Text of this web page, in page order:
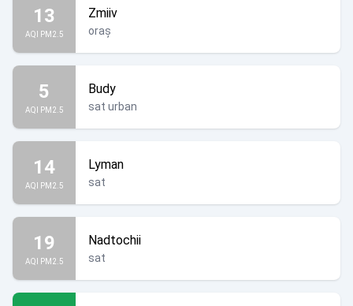
13
AQI PM2.5
Zmiiv
oraș
5
AQI PM2.5
Budy
sat urban
14
AQI PM2.5
Lyman
sat
19
AQI PM2.5
Nadtochii
sat